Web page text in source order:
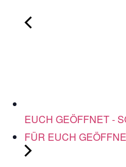
EUCH GEÖFFNET -
FÜR EUCH